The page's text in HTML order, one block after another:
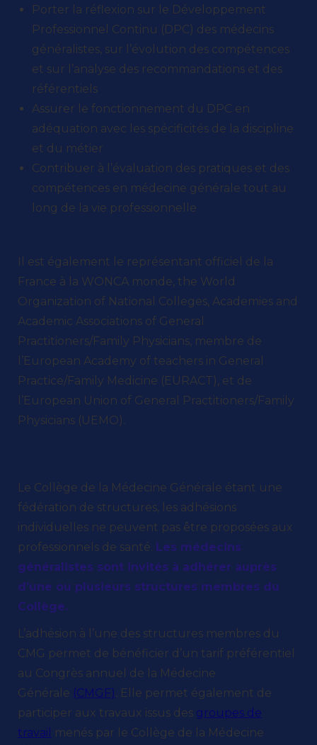
Porter la réflexion sur le Développement
Professionnel Continu (DPC) des médecins
généralistes, sur l’évolution des compétences
et sur l’analyse des recommandations et des
référentiels
Assurer le fonctionnement du DPC en
adéquation avec les spécificités de la discipline
et du métier
Contribuer à l’évaluation des pratiques et des
compétences en médecine générale tout au
long de la vie professionnelle
Il est également le représentant officiel de la
France à la WONCA monde, the World
Organization of National Colleges, Academies and
Academic Associations of General
Practitioners/Family Physicians, membre de
l’European Academy of teachers in General
Practice/Family Medicine (EURACT), et de
l’European Union of General Practitioners/Family
Physicians (UEMO).
Le Collège de la Médecine Générale étant une
fédération de structures, les adhésions
individuelles ne peuvent pas être proposées aux
professionnels de santé. Les médecins
généralistes sont invités à adhérer auprès
d’une ou plusieurs structures membres du
Collège.
L’adhésion à l’une des structures membres du
CMG permet de bénéficier d’un tarif préférentiel
au Congrès annuel de la Médecine
Générale (CMGF). Elle permet également de
participer aux travaux issus des groupes de
travail
menés par le Collège de la Médecine